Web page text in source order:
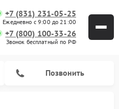
+7 (831) 231-05-25
Ежедневно с 9:00 до 21:00
+7 (800) 100-33-26
Звонок бесплатный по РФ
Позвонить